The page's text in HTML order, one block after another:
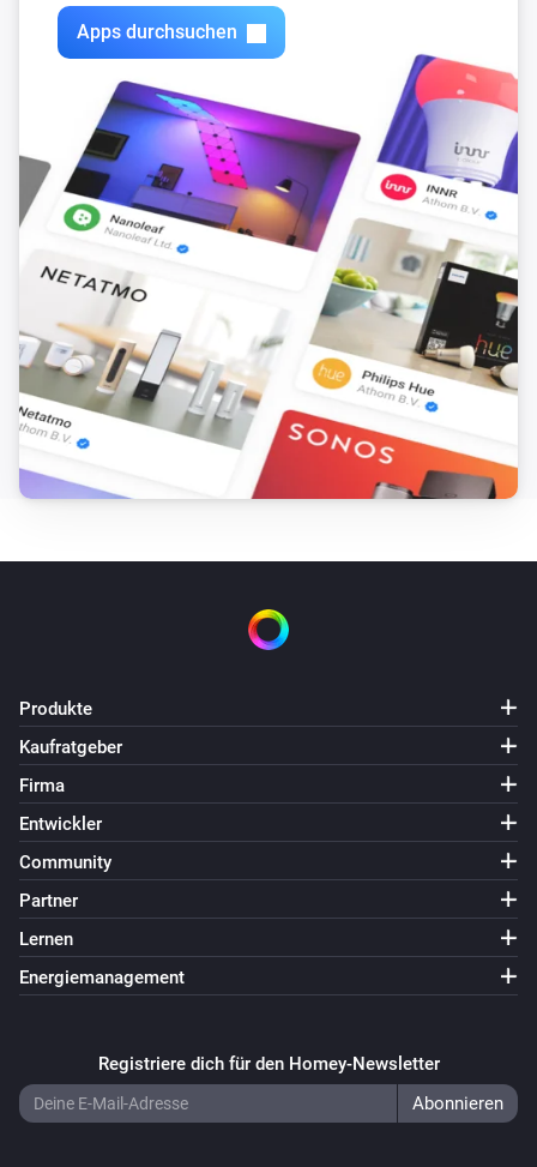
Apps durchsuchen
Produkte
Kaufratgeber
Firma
Entwickler
Community
Partner
Lernen
Energiemanagement
Registriere dich für den Homey-Newsletter